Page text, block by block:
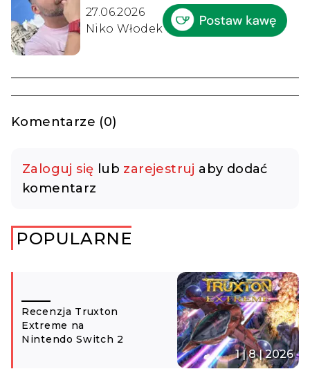
27.06.2026
Niko Włodek
Komentarze (0)
Zaloguj się lub zarejestruj aby dodać
komentarz
POPULARNE
Recenzja Truxton
Extreme na
Nintendo Switch 2
1 | 8 | 2026